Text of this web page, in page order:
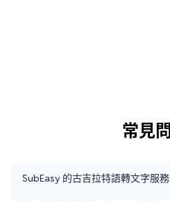
常見
SubEasy 的古吉拉特語轉文字服